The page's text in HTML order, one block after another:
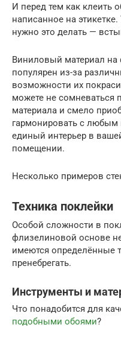
И перед тем как клеить
написанное на
нужно это делать —
Виниловый материал
популярен из-за
возможности их
можете не сомневаться
материала и смело
гармонировать с любым
единый интерьер в
помещении.
Несколько примеров
Техника поклейки
Особой сложности в
флизелиновой основе
имеются определённые
пренебрегать.
Инструменты и
Что понадобится для
подобными обоями?